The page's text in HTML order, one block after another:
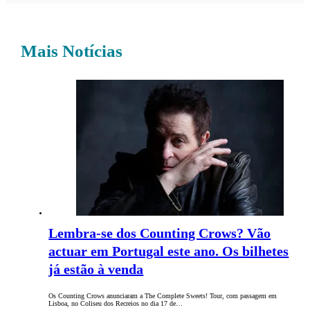
Mais Notícias
Lembra-se dos Counting Crows? Vão
actuar em Portugal este ano. Os bilhetes
já estão à venda
Os Counting Crows anunciaram a The Complete Sweets! Tour, com passagem em
Lisboa, no Coliseu dos Recreios no dia 17 de…